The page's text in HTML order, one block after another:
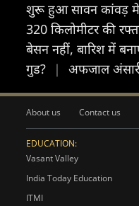
शुरू हुआ सावन कांवड़
320 किलोमीटर की
बेसन नहीं, बारिश में
गुड?
| अफजाल
About us Contact us
EDUCATION:
Vasant Valley
India Today Education
ITMI